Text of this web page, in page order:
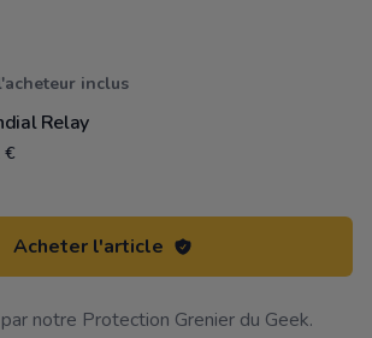
inclus
Relay
€
Acheter l'article
notre Protection Grenier du Geek.